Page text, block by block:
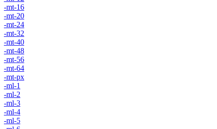
-mt-16
-mt-20
-mt-24
-mt-32
-mt-40
-mt-48
-mt-56
-mt-64
-mt-px
-ml-1
-ml-2
-ml-3
-ml-4
-ml-5